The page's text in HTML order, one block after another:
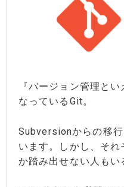
『バージョン管理と
なっているGit。
Subversionからの移
います。しかし、そ
か踏み出せない人もい